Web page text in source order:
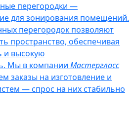
перегородки —
для зонирования помещений.
перегородок позволяют
пространство, обеспечивая
и высокую
Мы в компании Мастергласс
заказы на изготовление и
— спрос на них стабильно